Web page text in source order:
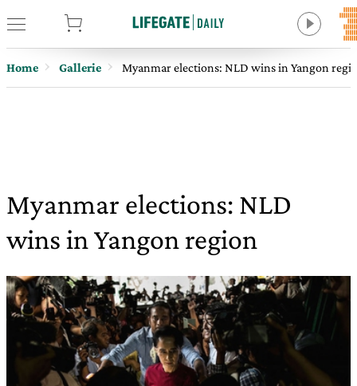
Home Gallerie Myanmar elections: NLD wins in Yangon
Myanmar elections: NLD
wins in Yangon region